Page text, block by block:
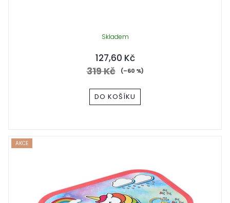
Skladem
127,60 Kč
319 Kč (–60 %)
DO KOŠÍKU
AKCE